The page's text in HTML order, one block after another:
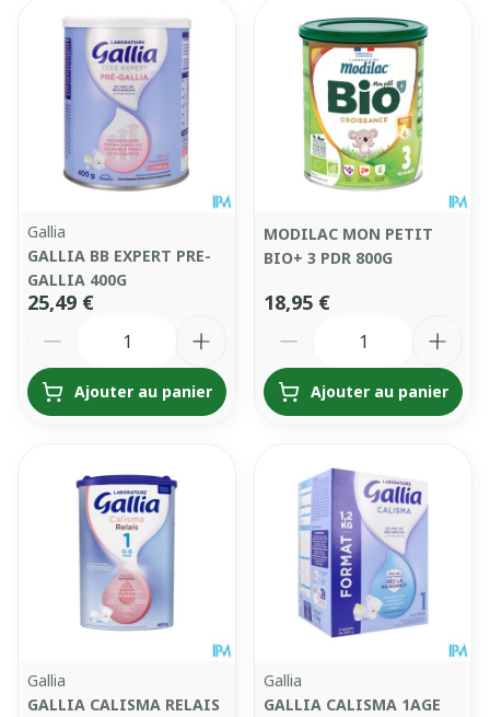
Gallia
GALLIA BB EXPERT PRE-
GALLIA 400G
25,49 €
Ajouter au panier
MODILAC MON PETIT
BIO+ 3 PDR 800G
18,95 €
Ajouter au panier
Gallia
GALLIA CALISMA RELAIS
Gallia
GALLIA CALISMA 1AGE